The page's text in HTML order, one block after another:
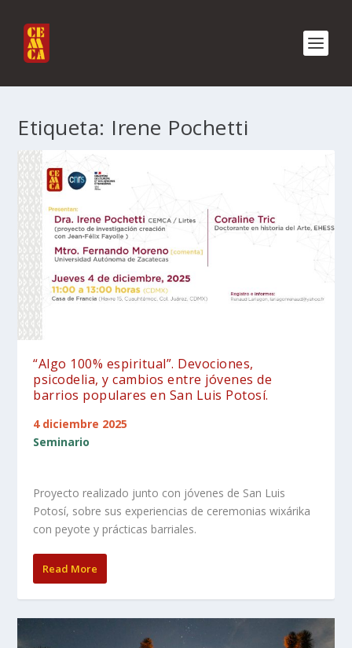
Etiqueta: Irene Pochetti
“Algo 100% espiritual”. Devociones,
psicodelia, y cambios entre jóvenes de
barrios populares en San Luis Potosí.
4 diciembre 2025
Seminario
Proyecto realizado junto con jóvenes de San Luis
Potosí, sobre sus experiencias de ceremonias wixárika
con peyote y prácticas barriales.
Read More